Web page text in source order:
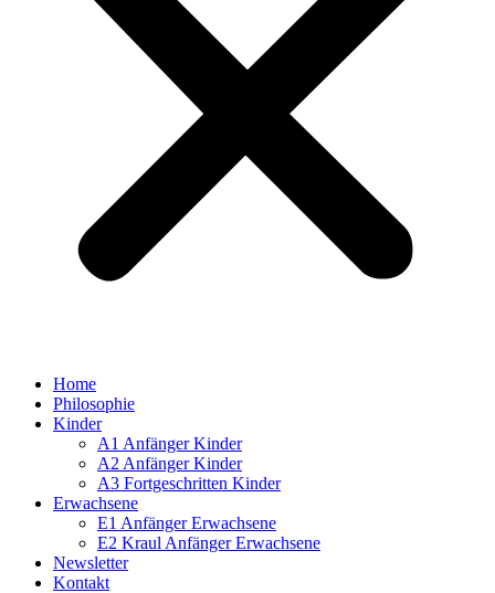
Home
Philosophie
Kinder
A1 Anfänger Kinder
A2 Anfänger Kinder
A3 Fortgeschritten Kinder
Erwachsene
E1 Anfänger Erwachsene
E2 Kraul Anfänger Erwachsene
Newsletter
Kontakt